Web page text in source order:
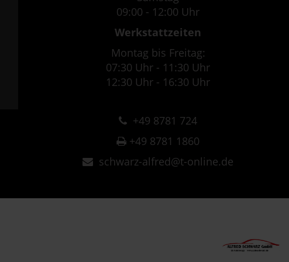
09:00 - 12:00 Uhr
Werkstattzeiten
Montag bis Freitag:
07:30 Uhr - 11:30 Uhr
12:30 Uhr - 16:30 Uhr
+49 8781 724
+49 8781 1860
schwarz-alfred@t-online.de